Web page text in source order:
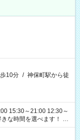
10分 / 神保町駅から徒
15:30～21:00 12:30～